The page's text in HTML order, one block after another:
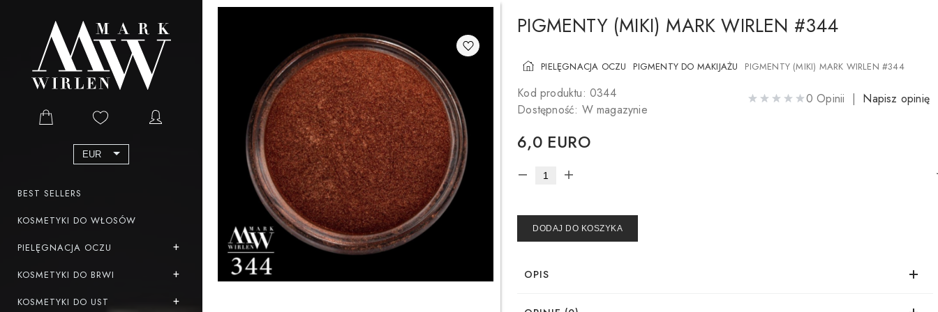
EUR
BEST SELLERS
KOSMETYKI DO WŁOSÓW
PIELĘGNACJA OCZU
KOSMETYKI DO BRWI
KOSMETYKI DO UST
PIGMENTY (MIKI) MARK WIRLEN #344
PIELĘGNACJA OCZU PIGMENTY DO MAKIJAŻU PIGMENTY (MIKI) MARK WIRLEN #344
Kod produktu: 0344
Dostępność: W magazynie
0 Opinii | Napisz opinię
6,0 EURO
DODAJ DO KOSZYKA
OPIS